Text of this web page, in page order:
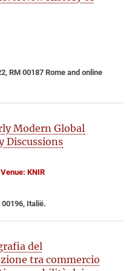
RM 00187 Rome and online
Modern Global
Discussions
KNIR
00196, Italië.
del
tra commercio